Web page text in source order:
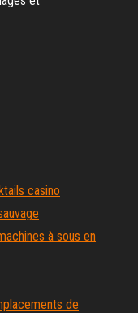
casino
à sous en
de